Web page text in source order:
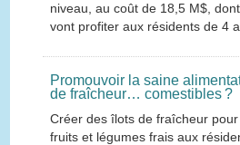
niveau, au coût de 18,5 M$,
vont profiter aux résidents de 4
Promouvoir la saine
de fraîcheur… comestibles ?
Créer des îlots de fraîcheur
fruits et légumes frais aux